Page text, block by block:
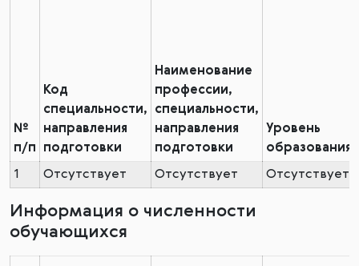
№
п/п
Код
специальности,
направления
подготовки
Наименование
профессии,
специальности,
направления
подготовки
Уровень
образования
1 Отсутствует Отсутствует Отсутствует
Информация о численности
обучающихся